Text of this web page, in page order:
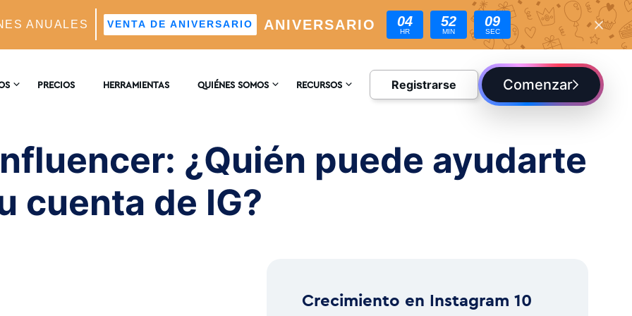
ANUALES ANIVERSARIO
VENTA DE ANIVERSARIO 04
HR
52
MIN
08
SEC
Impulsado Por IA
PRECIOS HERRAMIENTAS QUIÉNES SOMOS
RESEÑAS
RECURSOS Registrarse Comenzar
¿Quién puede ayudarte
cuenta de IG?
Crecimiento en Instagram 10